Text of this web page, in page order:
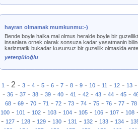
hayran olmamak mumkunmu:-)
Bende boyle halka mal olmus heralde boyle bir
insanlara ornek olarak sonsuza kadar yasatmanin
karizmatik bukadar kusursuz bir guzellik olmasida
yetergüloğlu
1- 2 - 3- 4- 5- 6- 7- 8- 9- 10- 11- 12- 13
- 36 - 37 - 38 - 39 - 40 - 41 - 42 - 43 - 44 - 45 -
68- 69- 70- 71- 72- 73- 74- 75- 76- 77- 78
100 - 101 - 102 - 103 - 104 - 105 - 106 - 107 - 108
- 127 - 128 - 129 - 130 - 131 - 132 - 133 - 134 -